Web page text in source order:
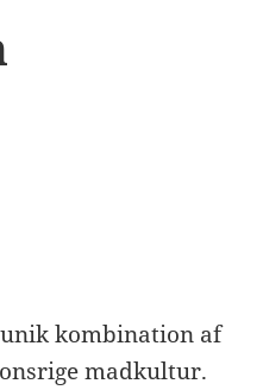
kombination af
madkultur.